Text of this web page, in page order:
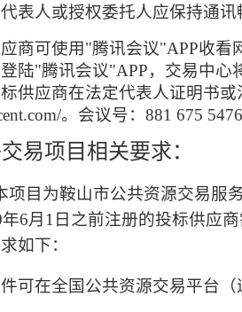
表人或授权委托人应保持通
商可使用"腾讯会议"APP收
陆"腾讯会议"APP，交易中
供应商在法定代表人证明书
。会议号：881 675
易项目相关要求：
项目为鞍山市公共资源交易服
年6月1日之前注册的投标供应
如下：
可在全国公共资源交易平台